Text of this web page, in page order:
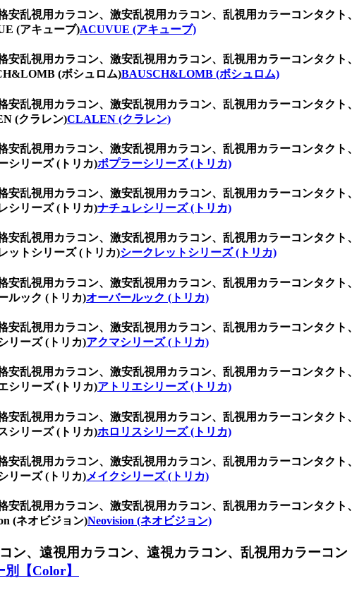
乱視用カラコン、激安乱視用カラコン、乱視用カラーコンタクト、
(アキューブ)ACUVUE (アキューブ)
乱視用カラコン、激安乱視用カラコン、乱視用カラーコンタクト、
(ボシュロム)BAUSCH&LOMB (ボシュロム)
乱視用カラコン、激安乱視用カラコン、乱視用カラーコンタクト、
(クラレン)CLALEN (クラレン)
乱視用カラコン、激安乱視用カラコン、乱視用カラーコンタクト、
シリーズ (トリカ)ポプラーシリーズ (トリカ)
乱視用カラコン、激安乱視用カラコン、乱視用カラーコンタクト、
シリーズ (トリカ)ナチュレシリーズ (トリカ)
乱視用カラコン、激安乱視用カラコン、乱視用カラーコンタクト、
ットシリーズ (トリカ)シークレットシリーズ (トリカ)
乱視用カラコン、激安乱視用カラコン、乱視用カラーコンタクト、
ルック (トリカ)オーバールック (トリカ)
乱視用カラコン、激安乱視用カラコン、乱視用カラーコンタクト、
リーズ (トリカ)アクマシリーズ (トリカ)
乱視用カラコン、激安乱視用カラコン、乱視用カラーコンタクト、
シリーズ (トリカ)アトリエシリーズ (トリカ)
乱視用カラコン、激安乱視用カラコン、乱視用カラーコンタクト、
シリーズ (トリカ)ホロリスシリーズ (トリカ)
乱視用カラコン、激安乱視用カラコン、乱視用カラーコンタクト、
リーズ (トリカ)メイクシリーズ (トリカ)
乱視用カラコン、激安乱視用カラコン、乱視用カラーコンタクト、
(ネオビジョン)Neovision (ネオビジョン)
ン、遠視用カラコン、遠視カラコン、乱視用カラーコン
【Color】